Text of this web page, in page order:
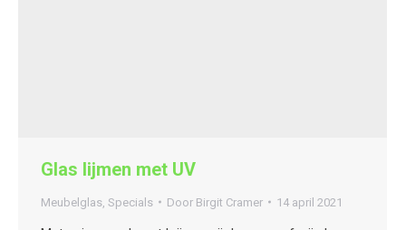
Glas lijmen met UV
Meubelglas Specials Door Birgit Cramer 14 april 2021